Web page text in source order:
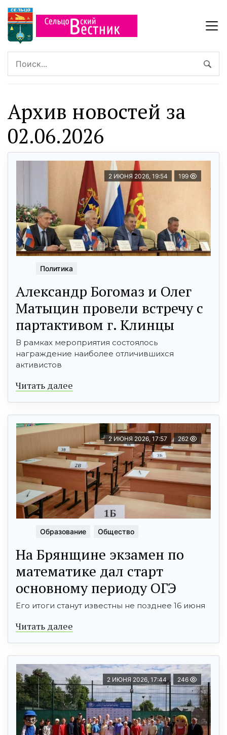
Архив новостей за
02.06.2026
2 ИЮНЯ 2026, 19:54 199
Политика
Александр Богомаз и Олег
Матыцин провели встречу с
партактивом г. Клинцы
В рамках мероприятия состоялось
награждение наиболее отличившихся
активистов
Читать далее
2 ИЮНЯ 2026, 17:57 262
Образование Общество
На Брянщине экзамен по
математике дал старт
основному периоду ОГЭ
Его итоги станут известны не позднее 16 июня
Читать далее
2 ИЮНЯ 2026, 17:44 246